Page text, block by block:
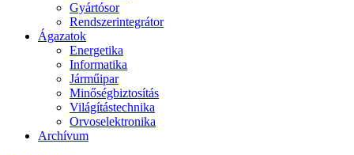
Gyártósor
Rendszerintegrátor
Ágazatok
Energetika
Informatika
Járműipar
Minőségbiztosítás
Világítástechnika
Orvoselektronika
Archívum